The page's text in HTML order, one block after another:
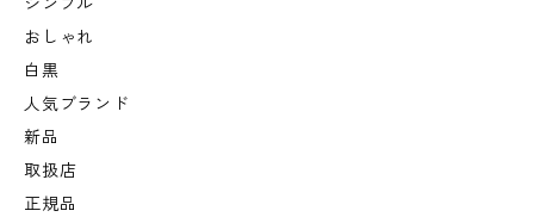
おしゃれ
白黒
人気ブランド
新品
取扱店
正規品